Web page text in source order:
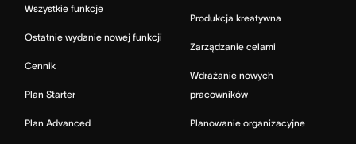
Wszystkie funkcje
Ostatnie wydanie nowej funkcji
Cennik
Plan Starter
Plan Advanced
Produkcja kreatywna
Zarządzanie celami
Wdrażanie nowych
pracowników
Planowanie organizacyjne